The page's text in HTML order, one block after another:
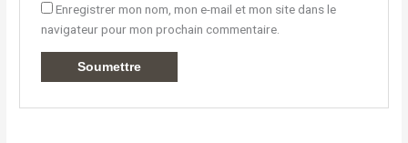
Enregistrer mon nom, mon e-mail et mon site dans le
navigateur pour mon prochain commentaire.